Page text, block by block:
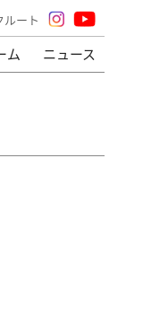
ルート
ム ニュース